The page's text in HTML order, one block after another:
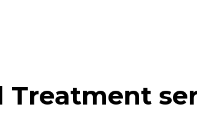
Treatment